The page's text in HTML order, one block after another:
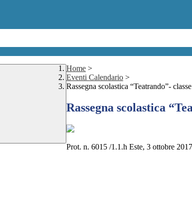
Home >
Eventi Calendario >
Rassegna scolastica “Teatrando”-
Rassegna scolastica
Prot. n. 6015 /1.1.h Este, 3 ottobre 2017